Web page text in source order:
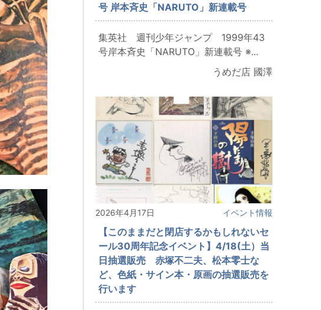
号 岸本斉史「NARUTO」新連載号
集英社 週刊少年ジャンプ 1999年43
号岸本斉史「NARUTO」新連載号 ※...
うめだ店 國澤
2026年4月17日 イベント情報
【このままだと閉店するかもしれないセ
ール30周年記念イベント】4/18(土）当
日抽選販売 赤塚不二夫、松本零士な
ど、色紙・サイン本・原画の抽選販売を
行います